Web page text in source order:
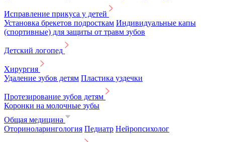
Исправление прикуса у детей
Установка брекетов подросткам Индивидуальные капы
(спортивные) для защиты от травм зубов
Детский логопед
Хирургия
Удаление зубов детям Пластика уздечки
Протезирование зубов детям
Коронки на молочные зубы
Общая медицина
Оториноларингология Педиатр Нейропсихолог